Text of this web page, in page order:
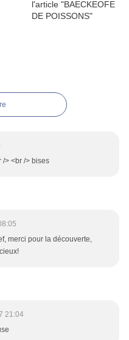
> <br /> bises
merci pour la découverte,
21:04